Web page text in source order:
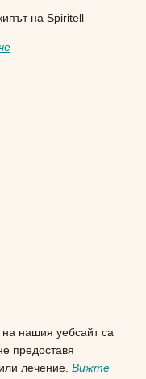
на Spiritell
на нашия уебсайт са
предоставя
лечение. Вижте